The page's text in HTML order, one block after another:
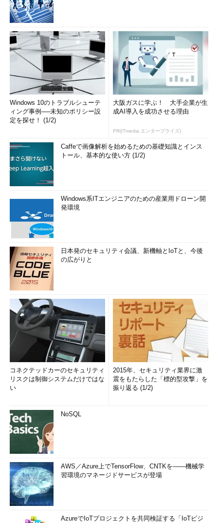
Windows 10のトラブルシューテ
ィング事例──未知のポリシー設
定を探せ！ (1/2)
大阪ガスに学ぶ！ 大手企業が生
成AI導入を成功させる理由
PR(ITmedia エンタープライズ)
Caffeで画像解析を始めるための基礎知識とインス
トール、基本的な使い方 (1/2)
Windows系ITエンジニアのための産業用ドローン開
発環境
日本発のセキュリティ会議、新機軸とIoTと、今後
の広がりと
コネクテッドカーのセキュリティ
リスクは制御システムだけではな
い
2015年、セキュリティ業界に激
震をもたらした「標的型攻撃」を
振り返る (1/2)
NoSQL
AWS／Azure上でTensorFlow、CNTKを――機械学
習環境のマネージドサービスが登場
AzureでIoTプロジェクトを共同検証する「IoTビジ